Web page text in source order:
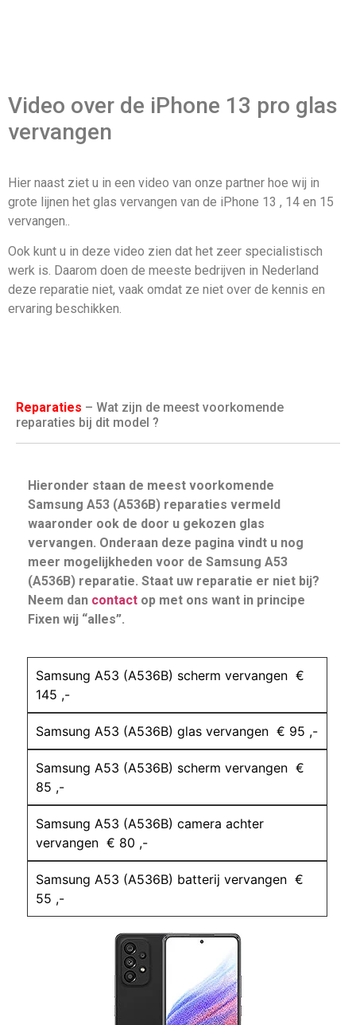
Video over de iPhone 13 pro glas
vervangen
Hier naast ziet u in een video van onze partner hoe wij in
grote lijnen het glas vervangen van de iPhone 13 , 14 en 15
vervangen..
Ook kunt u in deze video zien dat het zeer specialistisch
werk is. Daarom doen de meeste bedrijven in Nederland
deze reparatie niet, vaak omdat ze niet over de kennis en
ervaring beschikken.
Reparaties – Wat zijn de meest voorkomende
reparaties bij dit model ?
Hieronder staan de meest voorkomende
Samsung A53 (A536B) reparaties vermeld
waaronder ook de door u gekozen glas
vervangen. Onderaan deze pagina vindt u nog
meer mogelijkheden voor de Samsung A53
(A536B) reparatie. Staat uw reparatie er niet bij?
Neem dan contact op met ons want in principe
Fixen wij “alles”.
Samsung A53 (A536B) scherm vervangen €
145 ,-
Samsung A53 (A536B) glas vervangen € 95 ,-
Samsung A53 (A536B) scherm vervangen €
85 ,-
Samsung A53 (A536B) camera achter
vervangen € 80 ,-
Samsung A53 (A536B) batterij vervangen €
55 ,-